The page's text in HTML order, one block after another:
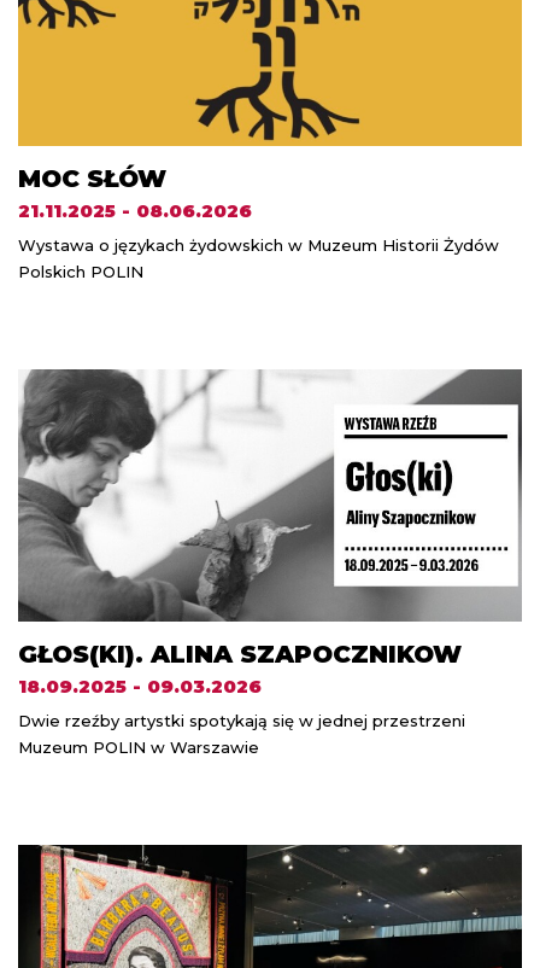
MOC SŁÓW
21.11.2025 - 08.06.2026
Wystawa o językach żydowskich w Muzeum Historii Żydów
Polskich POLIN
GŁOS(KI). ALINA SZAPOCZNIKOW
18.09.2025 - 09.03.2026
Dwie rzeźby artystki spotykają się w jednej przestrzeni
Muzeum POLIN w Warszawie